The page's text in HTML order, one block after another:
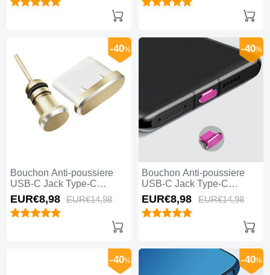
Bouchon Anti-poussiere
USB-C Jack Type-C
Universel H09 pour Apple
iPhone 15 Pro Or
-40%
EUR€8,98 EUR€14,98
Bouchon Anti-poussiere
USB-C Jack Type-C
Universel H08 pour Apple
iPhone 15 Pro Rose Rouge
-40%
EUR€8,98 EUR€14,98
-40% -40%